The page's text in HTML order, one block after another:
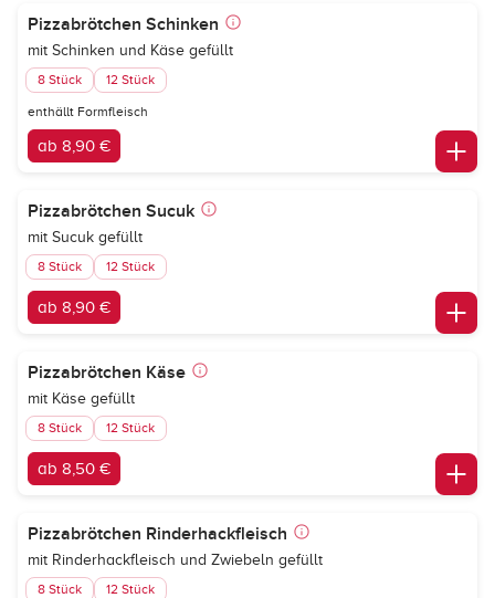
Pizzabrötchen Schinken
mit Schinken und Käse gefüllt
8 Stück 12 Stück
enthällt Formfleisch
ab 8,90 €
Pizzabrötchen Sucuk
mit Sucuk gefüllt
8 Stück 12 Stück
ab 8,90 €
Pizzabrötchen Käse
mit Käse gefüllt
8 Stück 12 Stück
ab 8,50 €
Pizzabrötchen Rinderhackfleisch
mit Rinderhackfleisch und Zwiebeln gefüllt
8 Stück 12 Stück